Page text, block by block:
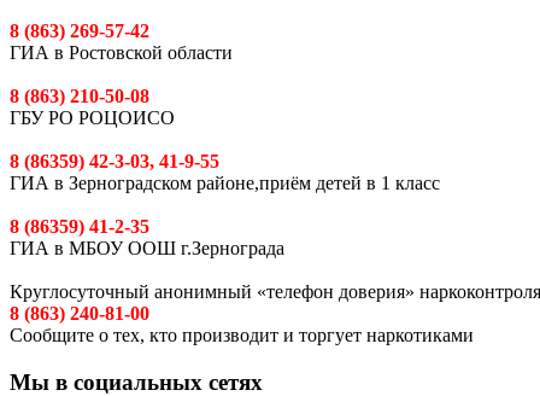
8 (863) 269-57-42
ГИА в Ростовской области
8 (863) 210-50-08
ГБУ РО РОЦОИСО
8 (86359) 42-3-03, 41-9-55
ГИА в Зерноградском районе,приём детей в 1 класс
8 (86359) 41-2-35
ГИА в МБОУ ООШ г.Зернограда
Круглосуточный анонимный «телефон доверия» наркоконтроля
8 (863) 240-81-00
Сообщите о тех, кто производит и торгует наркотиками
Мы в социальных сетях